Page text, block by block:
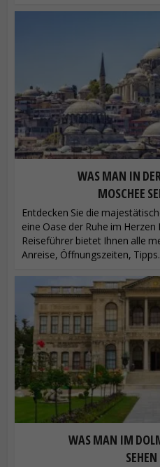
WAS MAN IN
MOSCHEE
Entdecken Sie die
eine Oase der Ruhe im
Reiseführer bietet Ihnen alle
Anreise, Öffnungszeiten,
WAS MAN IM